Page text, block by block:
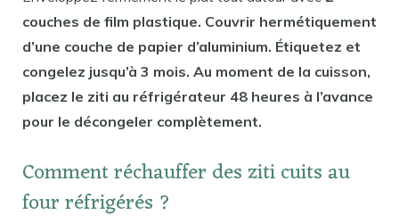
couches de film plastique. Couvrir hermétiquement
d’une couche de papier d’aluminium. Étiquetez et
congelez jusqu’à 3 mois. Au moment de la cuisson,
placez le ziti au réfrigérateur 48 heures à l’avance
pour le décongeler complètement.
Comment réchauffer des ziti cuits au
four réfrigérés ?